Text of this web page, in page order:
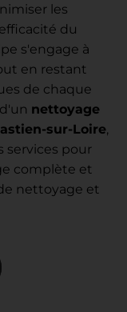
les
du
s'engage à
en restant
de chaque
nettoyage
sur-Loire,
services pour
complète et
nettoyage et